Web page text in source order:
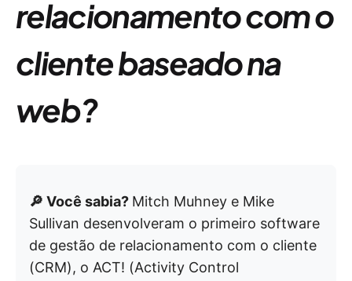
relacionamento com o
cliente baseado na
web?
🔎 Você sabia? Mitch Muhney e Mike
Sullivan desenvolveram o primeiro software
de gestão de relacionamento com o cliente
(CRM), o ACT! (Activity Control